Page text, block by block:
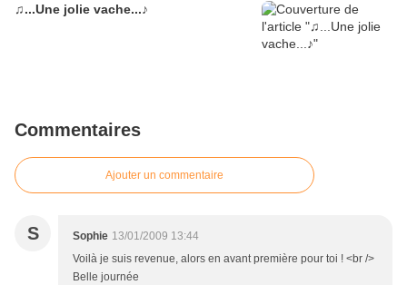
♫...Une jolie vache...♪
Commentaires
Ajouter un commentaire
S Sophie 13/01/2009 13:44
Voilà je suis revenue, alors en avant première pour toi ! <br />
Belle journée